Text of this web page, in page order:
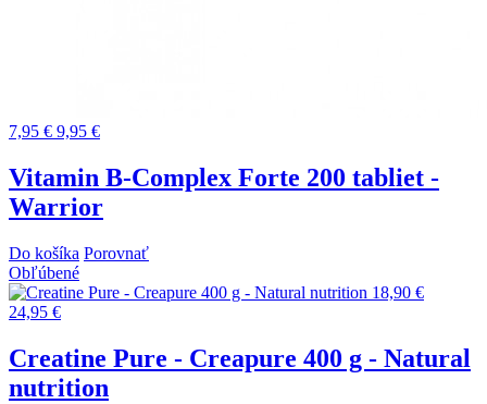
7,95 € 9,95 €
Vitamin B-Complex Forte 200 tabliet -
Warrior
Do košíka Porovnať
Obľúbené
18,90 €
24,95 €
Creatine Pure - Creapure 400 g - Natural
nutrition